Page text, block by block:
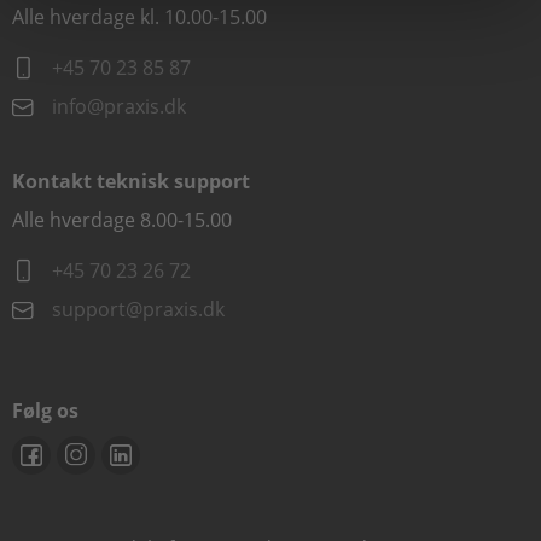
Alle hverdage kl. 10.00-15.00
+45 70 23 85 87
info@praxis.dk
Kontakt teknisk support
Alle hverdage 8.00-15.00
+45 70 23 26 72
support@praxis.dk
Følg os